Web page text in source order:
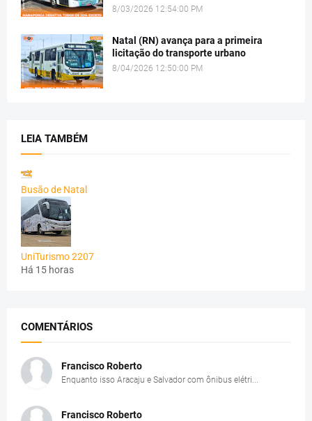
8/03/2026 12:54:00 PM
Natal (RN) avança para a primeira
licitação do transporte urbano
8/04/2026 12:50:00 PM
LEIA TAMBÉM
Busão de Natal
UniTurismo 2207
Há 15 horas
COMENTÁRIOS
Francisco Roberto
Enquanto isso Aracaju e Salvador com ônibus elétri...
Francisco Roberto